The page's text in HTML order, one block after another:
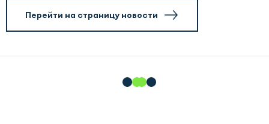
Перейти на страницу новости